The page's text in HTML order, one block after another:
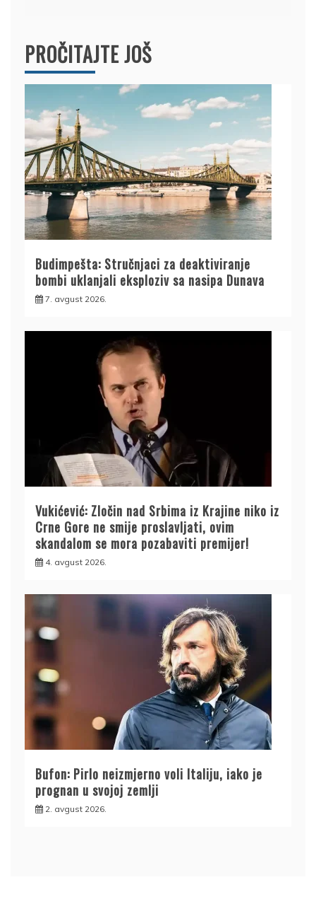
PROČITAJTE JOŠ
Budimpešta: Stručnjaci za deaktiviranje
bombi uklanjali eksploziv sa nasipa Dunava
7. avgust 2026.
Vukićević: Zločin nad Srbima iz Krajine niko iz
Crne Gore ne smije proslavljati, ovim
skandalom se mora pozabaviti premijer!
4. avgust 2026.
Bufon: Pirlo neizmjerno voli Italiju, iako je
prognan u svojoj zemlji
2. avgust 2026.